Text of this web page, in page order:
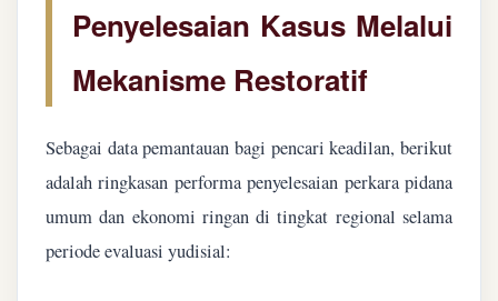
Penyelesaian Kasus Melalui
Mekanisme Restoratif
Sebagai data pemantauan bagi pencari keadilan, berikut
adalah ringkasan performa penyelesaian perkara pidana
umum dan ekonomi ringan di tingkat regional selama
periode evaluasi yudisial: